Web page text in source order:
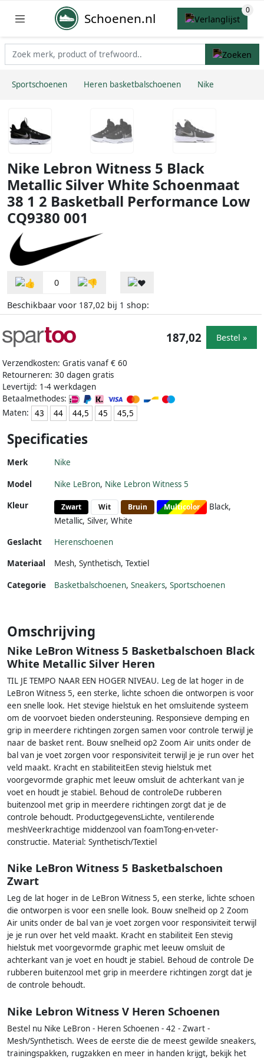
Schoenen.nl
Sportschoenen Heren basketbalschoenen Nike
Nike Lebron Witness 5 Black
Metallic Silver White Schoenmaat
38 1 2 Basketball Performance Low
CQ9380 001
0
Beschikbaar voor 187,02 bij 1 shop:
Verzendkosten: Gratis vanaf € 60
Retourneren: 30 dagen gratis
Levertijd: 1-4 werkdagen
Betaalmethodes:
Maten:
43 44 44,5 45 45,5
187,02 Bestel »
Specificaties
Merk Nike
Model Nike LeBron, Nike Lebron Witness 5
Kleur
Zwart Wit Bruin Multicolor
Black,
Metallic, Silver, White
Geslacht
Herenschoenen
Materiaal
Mesh, Synthetisch, Textiel
Categorie Basketbalschoenen, Sneakers, Sportschoenen
Omschrijving
Nike LeBron Witness 5 Basketbalschoen Black
White Metallic Silver Heren
TIL JE TEMPO NAAR EEN HOGER NIVEAU. Leg de lat hoger in de
LeBron Witness 5, een sterke, lichte schoen die ontworpen is voor
een snelle look. Het stevige hielstuk en het omsluitende systeem
om de voorvoet bieden ondersteuning. Responsieve demping en
grip in meerdere richtingen zorgen samen voor controle terwijl je
naar de basket rent. Bouw snelheid op2 Zoom Air units onder de
bal van je voet zorgen voor responsiviteit terwijl je je run over het
veld maakt. Kracht en stabiliteitEen stevig hielstuk met
voorgevormde graphic met leeuw omsluit de achterkant van je
voet en houdt je stabiel. Behoud de controleDe rubberen
buitenzool met grip in meerdere richtingen zorgt dat je de
controle behoudt. ProductgegevensLichte, ventilerende
meshVeerkrachtige middenzool van foamTong-en-veter-
constructie. Material: Synthetisch/Textiel
Nike LeBron Witness 5 Basketbalschoen
Zwart
Leg de lat hoger in de LeBron Witness 5, een sterke, lichte schoen
die ontworpen is voor een snelle look. Bouw snelheid op 2 Zoom
Air units onder de bal van je voet zorgen voor responsiviteit terwijl
je je run over het veld maakt. Kracht en stabiliteit Een stevig
hielstuk met voorgevormde graphic met leeuw omsluit de
achterkant van je voet en houdt je stabiel. Behoud de controle De
rubberen buitenzool met grip in meerdere richtingen zorgt dat je
de controle behoudt.
Nike Lebron Witness V Heren Schoenen
Bestel nu Nike LeBron - Heren Schoenen - 42 - Zwart -
Mesh/Synthetisch. Wees de eerste die de meest gewilde sneakers,
trainingspakken, rugzakken en meer in handen krijgt, bekijk het